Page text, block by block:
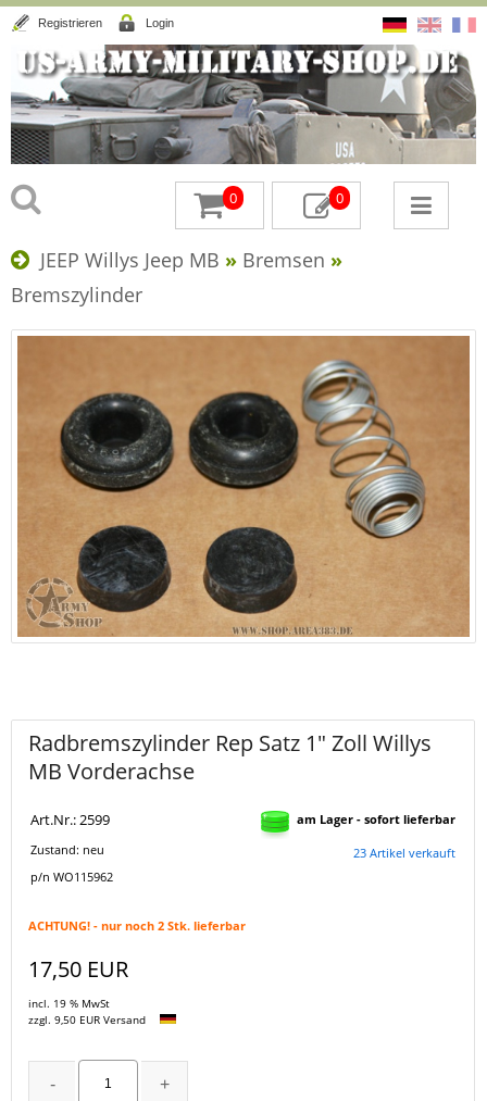
Registrieren Login
0 0
JEEP Willys Jeep MB » Bremsen »
Bremszylinder
Radbremszylinder Rep Satz 1" Zoll Willys
MB Vorderachse
Art.Nr.: 2599
Zustand: neu
p/n WO115962
am Lager - sofort lieferbar
23 Artikel verkauft
ACHTUNG! - nur noch 2 Stk. lieferbar
17,50 EUR
incl. 19 % MwSt
zzgl. 9,50 EUR Versand